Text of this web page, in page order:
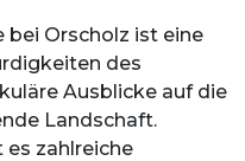
bei Orscholz ist eine
des
Ausblicke auf die
Landschaft.
es zahlreiche